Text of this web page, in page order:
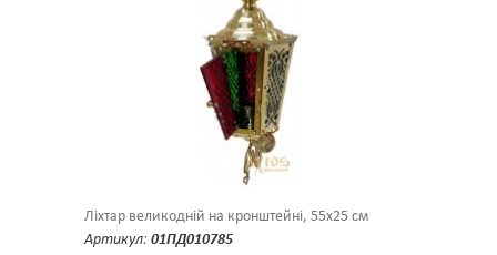
Ліхтар великодній на кронштейні, 55х25 см
Артикул: 01ПД010785